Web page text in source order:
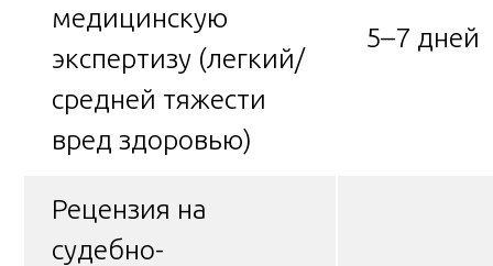
медицинскую
экспертизу (легкий/
средней тяжести
вред здоровью)
5–7 дней
Рецензия на
судебно-